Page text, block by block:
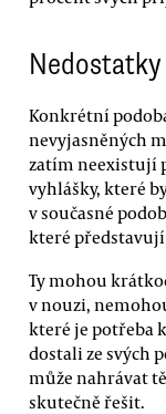
Konkrétní
nevyjasněných
zatím neexistují
vyhlášky, které
v současné
které představují
Ty mohou
v nouzi,
které je potřeba
dostali ze svých
může nahrávat
skutečně řešit.